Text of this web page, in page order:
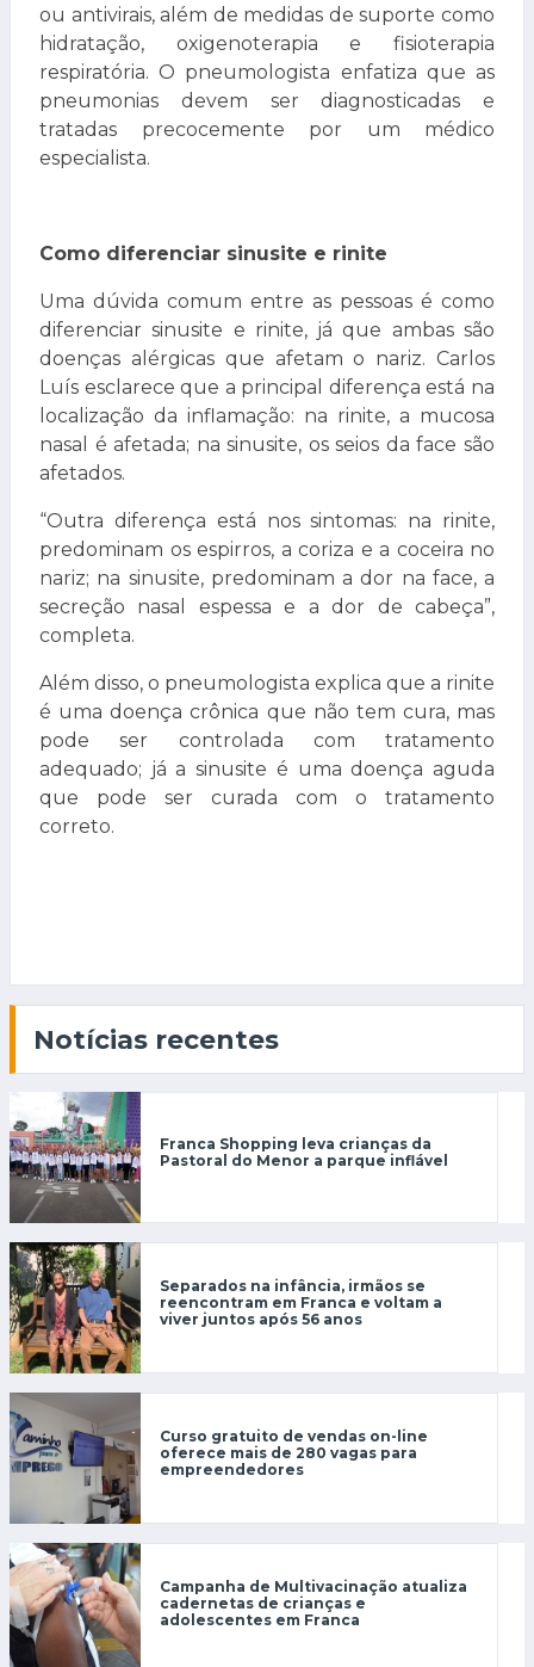
ou antivirais, além de medidas de suporte como
hidratação, oxigenoterapia e fisioterapia
respiratória. O pneumologista enfatiza que as
pneumonias devem ser diagnosticadas e
tratadas precocemente por um médico
especialista.
Como diferenciar sinusite e rinite
Uma dúvida comum entre as pessoas é como
diferenciar sinusite e rinite, já que ambas são
doenças alérgicas que afetam o nariz. Carlos
Luís esclarece que a principal diferença está na
localização da inflamação: na rinite, a mucosa
nasal é afetada; na sinusite, os seios da face são
afetados.
“Outra diferença está nos sintomas: na rinite,
predominam os espirros, a coriza e a coceira no
nariz; na sinusite, predominam a dor na face, a
secreção nasal espessa e a dor de cabeça”,
completa.
Além disso, o pneumologista explica que a rinite
é uma doença crônica que não tem cura, mas
pode ser controlada com tratamento
adequado; já a sinusite é uma doença aguda
que pode ser curada com o tratamento
correto.
Notícias recentes
Franca Shopping leva crianças da
Pastoral do Menor a parque inflável
Separados na infância, irmãos se
reencontram em Franca e voltam a
viver juntos após 56 anos
Curso gratuito de vendas on-line
oferece mais de 280 vagas para
empreendedores
Campanha de Multivacinação atualiza
cadernetas de crianças e
adolescentes em Franca